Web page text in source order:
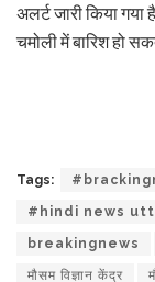
अलर्ट जारी किया
चमोली में बारिश हो
Tags:
#hindi news
breakingnews
मौसम विज्ञान केंद्र